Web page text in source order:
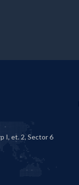
I, et. 2, Sector 6